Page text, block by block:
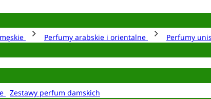
Perfumy arabskie i orientalne Perfumy
Zestawy perfum damskich